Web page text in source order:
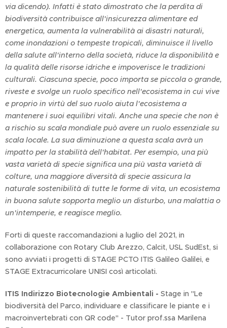
via dicendo). Infatti è stato dimostrato che la perdita di
biodiversità contribuisce all'insicurezza alimentare ed
energetica, aumenta la vulnerabilità ai disastri naturali,
come inondazioni o tempeste tropicali, diminuisce il livello
della salute all'interno della società, riduce la disponibilità e
la qualità delle risorse idriche e impoverisce le tradizioni
culturali. Ciascuna specie, poco importa se piccola o grande,
riveste e svolge un ruolo specifico nell'ecosistema in cui vive
e proprio in virtù del suo ruolo aiuta l'ecosistema a
mantenere i suoi equilibri vitali. Anche una specie che non è
a rischio su scala mondiale può avere un ruolo essenziale su
scala locale. La sua diminuzione a questa scala avrà un
impatto per la stabilità dell'habitat. Per esempio, una più
vasta varietà di specie significa una più vasta varietà di
colture, una maggiore diversità di specie assicura la
naturale sostenibilità di tutte le forme di vita, un ecosistema
in buona salute sopporta meglio un disturbo, una malattia o
un'intemperie, e reagisce meglio.
Forti di queste raccomandazioni a luglio del 2021, in
collaborazione con Rotary Club Arezzo, Calcit, USL SudEst, si
sono avviati i progetti di STAGE PCTO ITIS Galileo Galilei, e
STAGE Extracurricolare UNISI così articolati.
ITIS Indirizzo Biotecnologie Ambientali - Stage in "Le
biodiversità del Parco, individuare e classificare le piante e i
macroinvertebrati con QR code" - Tutor prof.ssa Marilena